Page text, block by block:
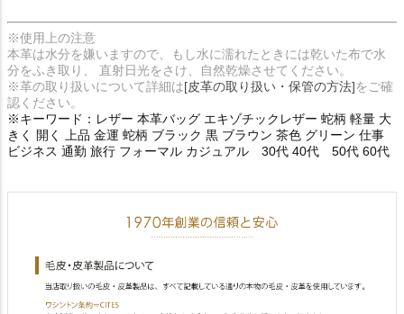
※使用上の注意
本革は水分を嫌いますので、もし水に濡れたときには乾いた布で水
分をふき取り、 直射日光をさけ、自然乾燥させてください。
※革の取り扱いについて詳細は[皮革の取り扱い・保管の方法]をご確
認ください。
※キーワード：レザー 本革バッグ エキゾチックレザー 蛇柄 軽量 大
きく 開く 上品 金運 蛇柄 ブラック 黒 ブラウン 茶色 グリーン 仕事
ビジネス 通勤 旅行 フォーマル カジュアル 30代 40代 50代 60代